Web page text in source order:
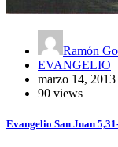
Ramón
EVANGELIO
marzo 14, 2013
90 views
Evangelio San Juan